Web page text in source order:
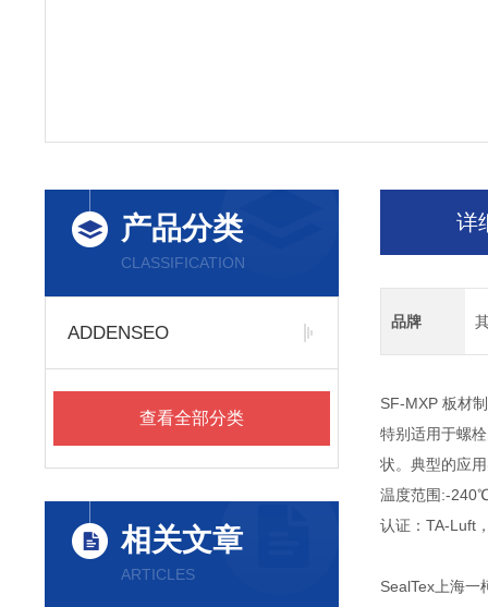
产品分类
CLASSIFICATION
ADDENSEO
查看全部分类
相关文章
ARTICLES
详
品牌
SF-MXP 板材
特别适用于螺
状。典型的应
温度范围:-
认证：TA-Luft
SealTex上海一